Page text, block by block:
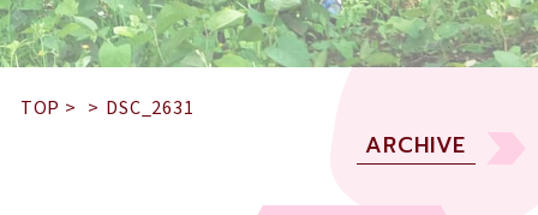
TOP > > DSC_2631
ARCHIVE